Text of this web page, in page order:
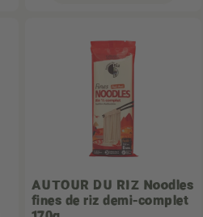
AUTOUR DU RIZ Noodles
fines de riz demi-complet